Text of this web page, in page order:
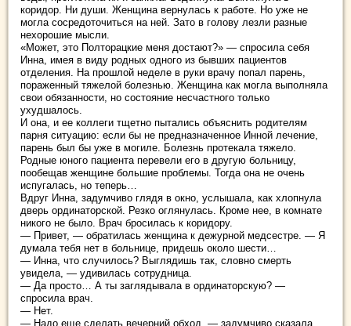
коридор. Ни души. Женщина вернулась к работе. Но уже не
могла сосредоточиться на ней. Зато в голову лезли разные
нехорошие мысли.
«Может, это Полторацкие меня достают?» — спросила себя
Инна, имея в виду родных одного из бывших пациентов
отделения. На прошлой неделе в руки врачу попал парень,
пораженный тяжелой болезнью. Женщина как могла выполняла
свои обязанности, но состояние несчастного только
ухудшалось.
И она, и ее коллеги тщетно пытались объяснить родителям
парня ситуацию: если бы не предназначенное Инной лечение,
парень был бы уже в могиле. Болезнь протекала тяжело.
Родные юного пациента перевели его в другую больницу,
пообещав женщине большие проблемы. Тогда она не очень
испугалась, но теперь…
Вдруг Инна, задумчиво глядя в окно, услышала, как хлопнула
дверь ординаторской. Резко оглянулась. Кроме нее, в комнате
никого не было. Врач бросилась к коридору.
— Привет, — обратилась женщина к дежурной медсестре. — Я
думала тебя нет в больнице, придешь около шести…
— Инна, что случилось? Выглядишь так, словно смерть
увидела, — удивилась сотрудница.
— Да просто… А ты заглядывала в ординаторскую? —
спросила врач.
— Нет.
— Надо еще сделать вечерний обход, — задумчиво сказала